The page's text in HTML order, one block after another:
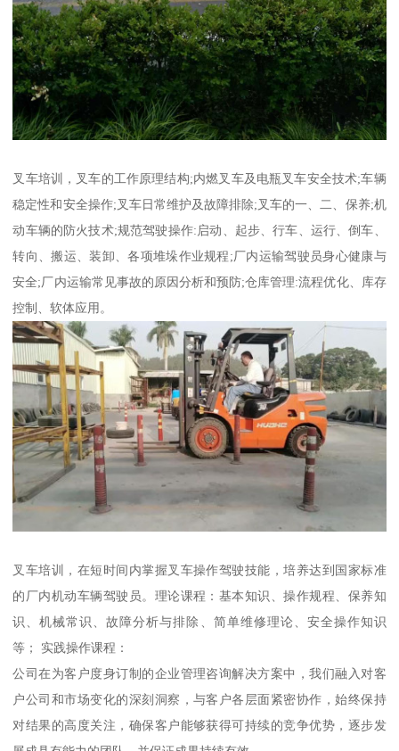
叉车培训，叉车的工作原理结构;内燃叉车及电瓶叉车安全技术;车辆
稳定性和安全操作;叉车日常维护及故障排除;叉车的一、二、保养;机
动车辆的防火技术;规范驾驶操作:启动、起步、行车、运行、倒车、
转向、搬运、装卸、各项堆垛作业规程;厂内运输驾驶员身心健康与
安全;厂内运输常见事故的原因分析和预防;仓库管理:流程优化、库存
控制、软体应用。
叉车培训，在短时间内掌握叉车操作驾驶技能，培养达到国家标准
的厂内机动车辆驾驶员。理论课程：基本知识、操作规程、保养知
识、机械常识、故障分析与排除、简单维修理论、安全操作知识
等； 实践操作课程：
公司在为客户度身订制的企业管理咨询解决方案中，我们融入对客
户公司和市场变化的深刻洞察，与客户各层面紧密协作，始终保持
对结果的高度关注，确保客户能够获得可持续的竞争优势，逐步发